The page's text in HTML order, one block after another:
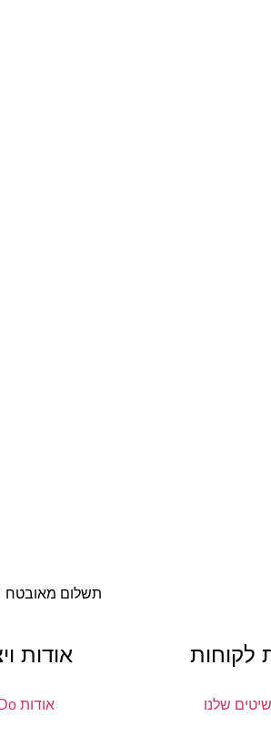
תשלום מאובטח
לקוחות
שלנו
אודות
אודות DoDo